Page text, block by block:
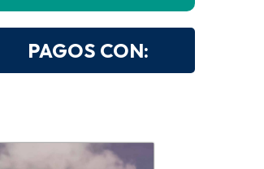
PAGOS CON: